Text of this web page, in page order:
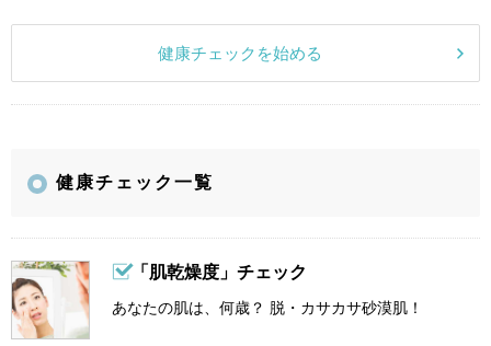
健康チェックを始める
健康チェック一覧
「肌乾燥度」チェック
あなたの肌は、何歳？ 脱・カサカサ砂漠肌！